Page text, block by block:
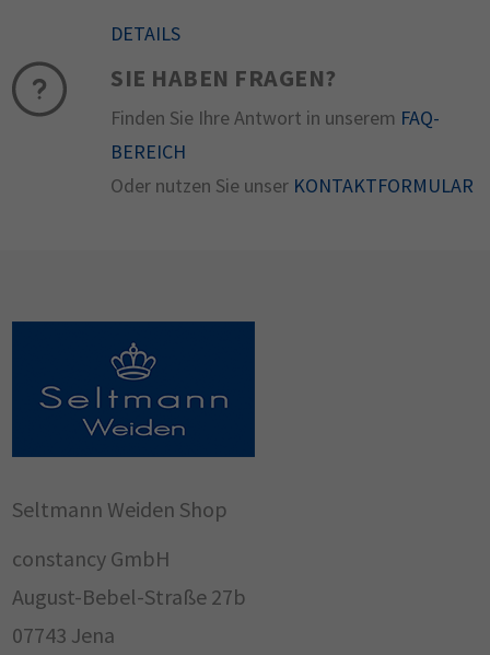
DETAILS
SIE HABEN FRAGEN?
Finden Sie Ihre Antwort in unserem FAQ-
BEREICH
Oder nutzen Sie unser KONTAKTFORMULAR
Seltmann Weiden Shop
constancy GmbH
August-Bebel-Straße 27b
07743 Jena